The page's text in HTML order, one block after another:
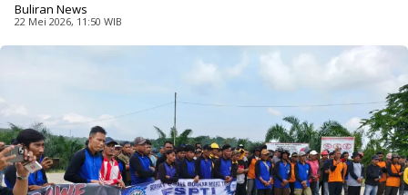
Buliran News
22 Mei 2026, 11:50 WIB